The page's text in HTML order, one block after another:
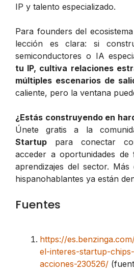
IP y talento especializado.
Para founders del
lección es clara: si
semiconductores o IA
tu IP, cultiva relaciones
múltiples escenarios de
caliente, pero la ventana
¿Estás construyendo en
Únete gratis a la
Startup para conectar
acceder a oportunidades
aprendizajes del sector.
hispanohablantes ya están
Fuentes
https://
el-interes-startup-
acciones-230526/